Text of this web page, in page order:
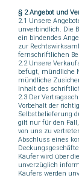
§ 2 Angebot und
2.1 Unsere
unverbindlich. Die
ein bindendes
zur
fernschriftlichen
2.2 Unsere
befugt, mündliche
mündliche
Inhalt des
2.3 Der
Vorbehalt der
Selbstbelieferung
gilt nur für den
von uns zu
Abschluss eines
Käufer wird über
unverzüglich
Käufers werden